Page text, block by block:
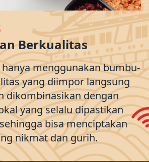
Berkualitas
menggunakan bumbu-
yang diimpor langsung
dikombinasikan dengan
yang selalu dipastikan
bisa menciptakan
nikmat dan gurih.